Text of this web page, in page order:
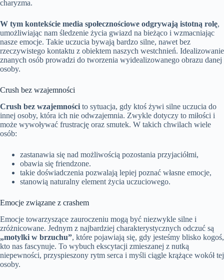
charyzma.
W tym kontekście media społecznościowe odgrywają istotną rolę,
umożliwiając nam śledzenie życia gwiazd na bieżąco i wzmacniając
nasze emocje. Takie uczucia bywają bardzo silne, nawet bez
rzeczywistego kontaktu z obiektem naszych westchnień. Idealizowanie
znanych osób prowadzi do tworzenia wyidealizowanego obrazu danej
osoby.
Crush bez wzajemności
Crush bez wzajemności to sytuacja, gdy ktoś żywi silne uczucia do
innej osoby, która ich nie odwzajemnia. Zwykle dotyczy to miłości i
może wywoływać frustrację oraz smutek. W takich chwilach wiele
osób:
zastanawia się nad możliwością pozostania przyjaciółmi,
obawia się friendzone.
takie doświadczenia pozwalają lepiej poznać własne emocje,
stanowią naturalny element życia uczuciowego.
Emocje związane z crashem
Emocje towarzyszące zauroczeniu mogą być niezwykle silne i
zróżnicowane. Jednym z najbardziej charakterystycznych odczuć są
„motylki w brzuchu”, które pojawiają się, gdy jesteśmy blisko kogoś,
kto nas fascynuje. To wybuch ekscytacji zmieszanej z nutką
niepewności, przyspieszony rytm serca i myśli ciągle krążące wokół tej
osoby.